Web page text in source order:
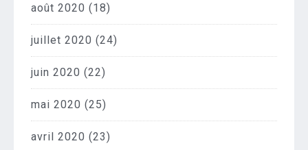
août 2020 (18)
juillet 2020 (24)
juin 2020 (22)
mai 2020 (25)
avril 2020 (23)